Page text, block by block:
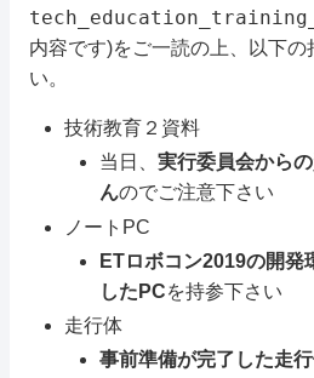
内容です)をご一読の上、以下の
い。
技術教育２資料
当日、実行委員会から
んのでご注意下さい
ノートPC
ETロボコン2019の開発
したPCを持参下さい
走行体
事前準備が完了した走